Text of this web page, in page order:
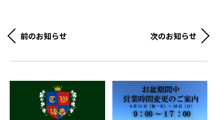
前のお知らせ 次のお知らせ